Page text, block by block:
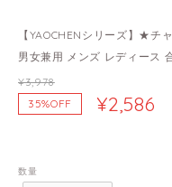
【YAOCHENシリーズ】★チ
男女兼用 メンズ レディース
¥3,978
35%OFF
¥2,586
数量